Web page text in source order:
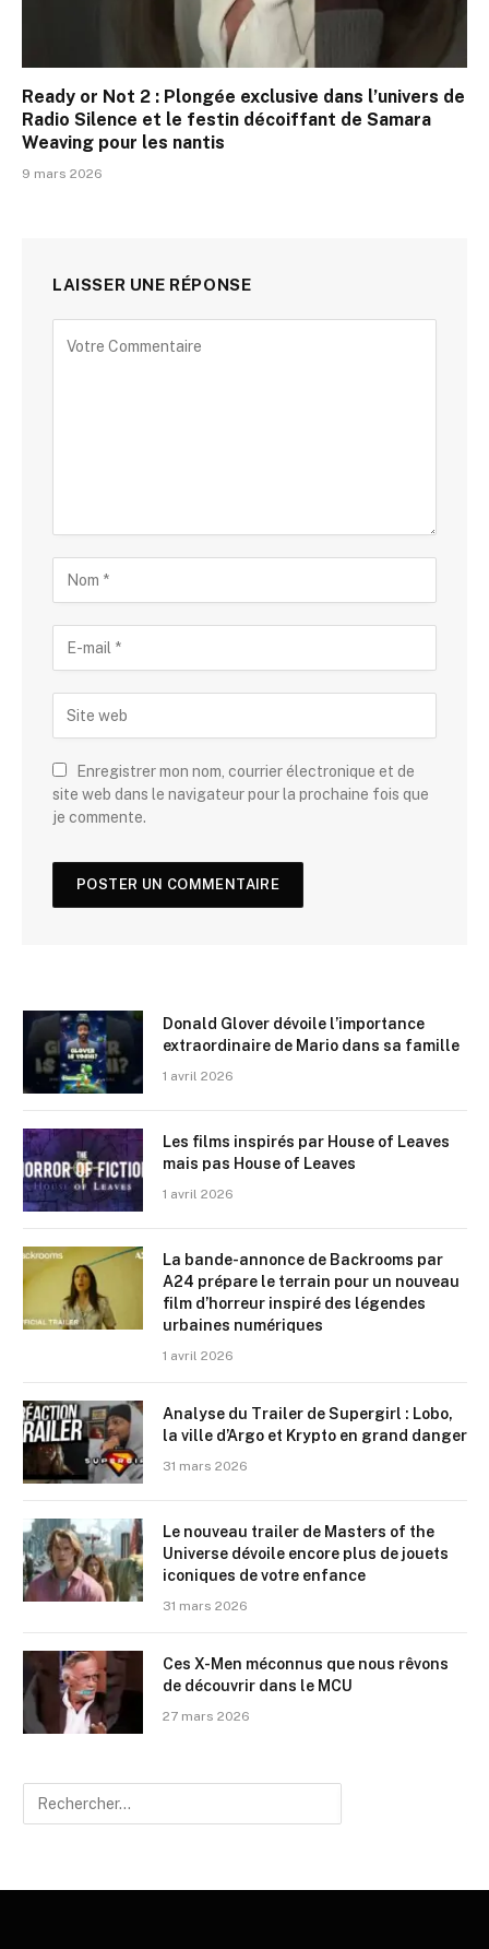
Ready or Not 2 : Plongée exclusive dans l’univers de
Radio Silence et le festin décoiffant de Samara
Weaving pour les nantis
9 mars 2026
LAISSER UNE RÉPONSE
Enregistrer mon nom, courrier électronique et de
site web dans le navigateur pour la prochaine fois que
je commente.
Donald Glover dévoile l’importance
extraordinaire de Mario dans sa famille
1 avril 2026
Les films inspirés par House of Leaves
mais pas House of Leaves
1 avril 2026
La bande-annonce de Backrooms par
A24 prépare le terrain pour un nouveau
film d’horreur inspiré des légendes
urbaines numériques
1 avril 2026
Analyse du Trailer de Supergirl : Lobo,
la ville d’Argo et Krypto en grand danger
31 mars 2026
Le nouveau trailer de Masters of the
Universe dévoile encore plus de jouets
iconiques de votre enfance
31 mars 2026
Ces X-Men méconnus que nous rêvons
de découvrir dans le MCU
27 mars 2026